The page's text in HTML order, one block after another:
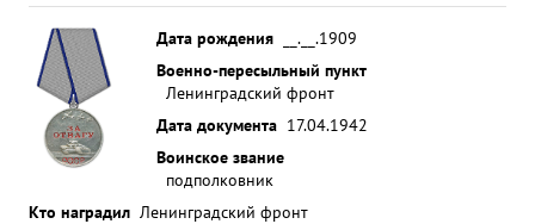
Дата рождения
__.__.1909
Военно-пересыльный пункт
Ленинградский фронт
Дата документа 17.04.1942
Воинское звание
подполковник
Кто наградил Ленинградский фронт